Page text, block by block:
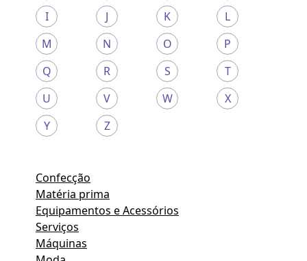
I
J K
L
M
N O
P
Q
R S
T
U
V W
X
Y
Z
Confecção
Matéria prima
Equipamentos e Acessórios
Serviços
Máquinas